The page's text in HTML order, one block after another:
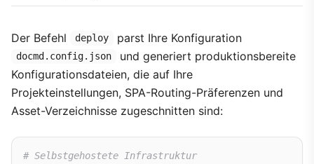
Der Befehl deploy parst Ihre Konfiguration
docmd.config.json
und generiert produktionsbereite
Konfigurationsdateien, die auf Ihre
Projekteinstellungen, SPA-Routing-Präferenzen und
Asset-Verzeichnisse zugeschnitten sind:
# Selbstgehostete Infrastruktur